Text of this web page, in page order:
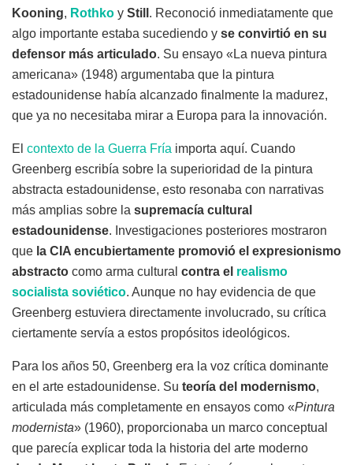
Kooning, Rothko y Still . Reconoció inmediatamente que
algo importante estaba sucediendo y se convirtió en su
defensor más articulado. Su ensayo «La nueva pintura
americana» (1948) argumentaba que la pintura
estadounidense había alcanzado finalmente la madurez,
que ya no necesitaba mirar a Europa para la innovación.
El contexto de la Guerra Fría importa aquí. Cuando
Greenberg escribía sobre la superioridad de la pintura
abstracta estadounidense, esto resonaba con narrativas
más amplias sobre la supremacía cultural
estadounidense. Investigaciones posteriores mostraron
que la CIA encubiertamente promovió el expresionismo
abstracto como arma cultural contra el realismo
socialista soviético. Aunque no hay evidencia de que
Greenberg estuviera directamente involucrado, su crítica
ciertamente servía a estos propósitos ideológicos.
Para los años 50, Greenberg era la voz crítica dominante
en el arte estadounidense. Su teoría del modernismo,
articulada más completamente en ensayos como «Pintura
modernista» (1960), proporcionaba un marco conceptual
que parecía explicar toda la historia del arte moderno